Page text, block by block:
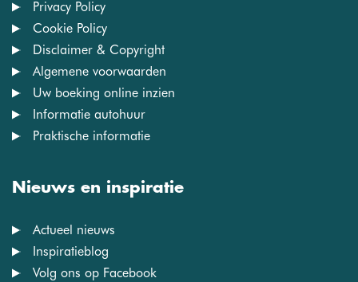
Privacy Policy
Cookie Policy
Disclaimer & Copyright
Algemene voorwaarden
Uw boeking online inzien
Informatie autohuur
Praktische informatie
Nieuws en inspiratie
Actueel nieuws
Inspiratieblog
Volg ons op Facebook